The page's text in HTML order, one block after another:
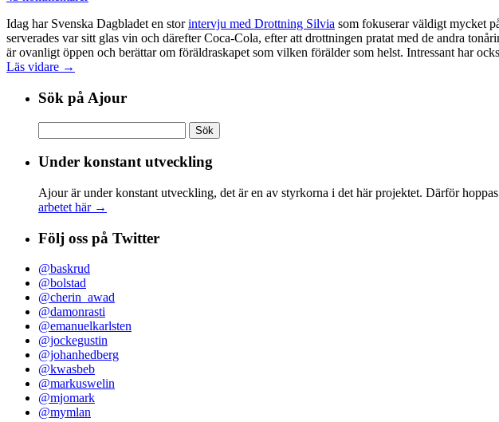
Idag har Svenska Dagbladet en storintervju med Drottning Silvia som fokuserar väldigt mycket
serverades var sitt glas vin och därefter Coca-Cola, efter att drottningen pratat med de andra
är ovanligt öppen och berättar om föräldraskapet som vilken förälder som helst. Intressant har
Läs vidare →
Sök på Ajour
efter:
Under konstant utveckling
Ajour är under konstant utveckling, det är en av styrkorna i det här projektet. Därför
arbetet här →
Följ oss på Twitter
@baskrud
@bolstad
@cherin_awad
@damonrasti
@emanuelkarlsten
@jockegustin
@johanhedberg
@kwasbeb
@markuswelin
@mjomark
@mymlan